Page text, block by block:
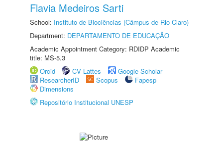
Flavia Medeiros Sarti
School: Instituto de Biociências (Câmpus de Rio Claro)
Department: DEPARTAMENTO DE EDUCAÇÃO
Academic Appointment Category: RDIDP Academic
title: MS-5.3
Orcid
CV Lattes
Google Scholar
ResearcherID
Scopus
Fapesp
Dimensions
Repositório Institucional UNESP